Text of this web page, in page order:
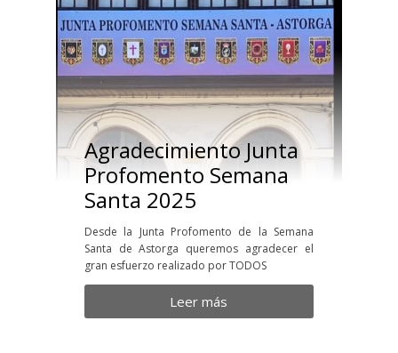
Agradecimiento Junta
Profomento Semana
Santa 2025
Desde la Junta Profomento de la Semana
Santa de Astorga queremos agradecer el
gran esfuerzo realizado por TODOS
Leer más